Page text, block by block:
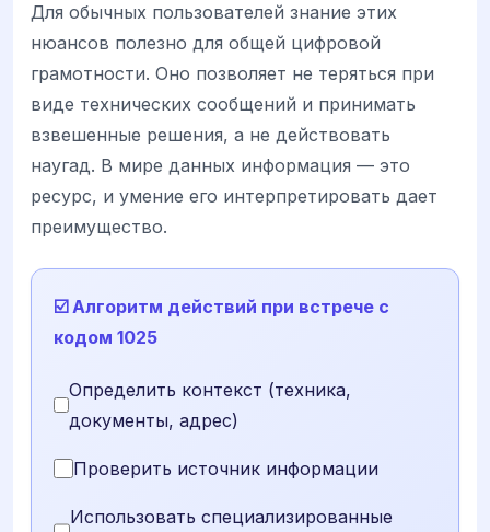
Для обычных пользователей знание этих
нюансов полезно для общей цифровой
грамотности. Оно позволяет не теряться при
виде технических сообщений и принимать
взвешенные решения, а не действовать
наугад. В мире данных информация — это
ресурс, и умение его интерпретировать дает
преимущество.
☑️ Алгоритм действий при встрече с
кодом 1025
Определить контекст (техника,
документы, адрес)
Проверить источник информации
Использовать специализированные